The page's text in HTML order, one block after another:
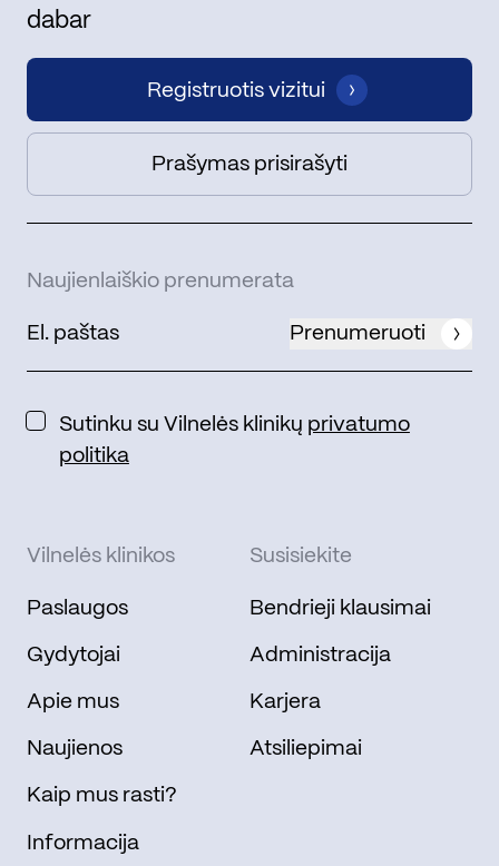
dabar
Registruotis vizitui
Prašymas prisirašyti
Naujienlaiškio prenumerata
Prenumeruoti
Sutinku su Vilnelės klinikų privatumo
politika
Vilnelės klinikos
Paslaugos
Gydytojai
Apie mus
Naujienos
Kaip mus rasti?
Informacija
Susisiekite
Bendrieji klausimai
Administracija
Karjera
Atsiliepimai